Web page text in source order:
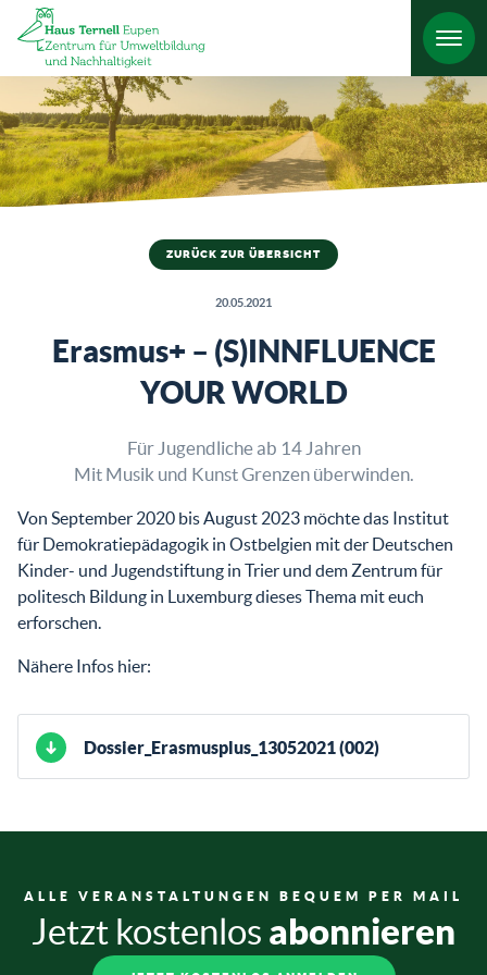
ZURÜCK ZUR ÜBERSICHT
20.05.2021
Erasmus+ – (S)INNFLUENCE
YOUR WORLD
Für Jugendliche ab 14 Jahren
Mit Musik und Kunst Grenzen überwinden.
Von September 2020 bis August 2023 möchte das Institut
für Demokratiepädagogik in Ostbelgien mit der Deutschen
Kinder- und Jugendstiftung in Trier und dem Zentrum für
politesch Bildung in Luxemburg dieses Thema mit euch
erforschen.
Nähere Infos hier:
Dossier_Erasmusplus_13052021 (002)
ALLE VERANSTALTUNGEN BEQUEM PER MAIL
Jetzt kostenlos abonnieren